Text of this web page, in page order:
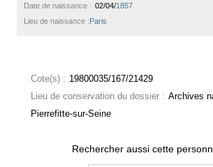
Date de naissance : 02/04/1857
Lieu de naissance :Paris
Cote(s) : 19800035/167/21429
Lieu de conservation du dossier : Archives
Pierrefitte-sur-Seine
Rechercher aussi cette